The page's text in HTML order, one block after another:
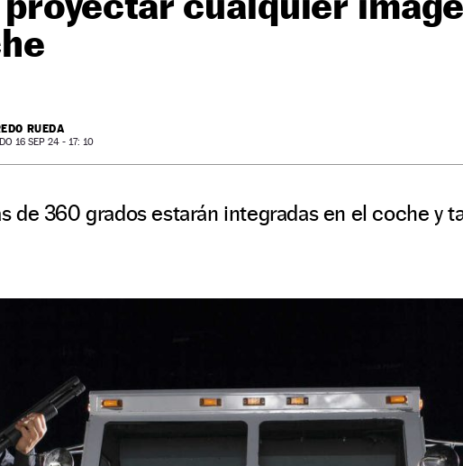
RUEDA
16 SEP 24 - 17: 10
de 360 grados estarán integradas en el coche y